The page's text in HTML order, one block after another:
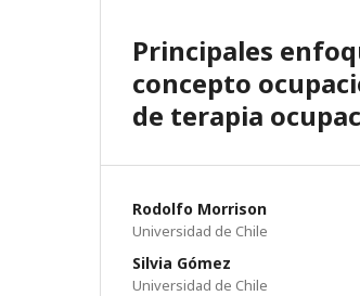
Principales
concepto
de terapia
Rodolfo Morrison
Universidad de Chile
Silvia Gómez
Universidad de Chile